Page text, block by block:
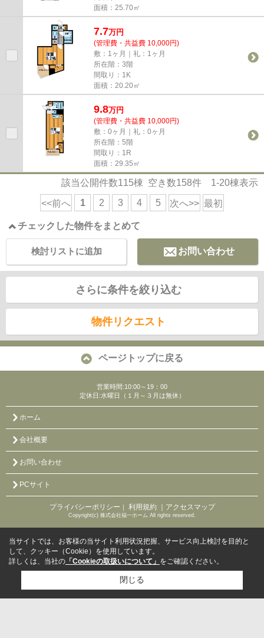
面積：25.70㎡
7.7万円
(管理費・共益費 10,000円)
敷：1ヶ月｜礼：1ヶ月
所在階：3階
間取り：1K
面積：20.20㎡
9.8万円
(管理費・共益費 10,000円)
敷：0ヶ月｜礼：0ヶ月
所在階：5階
間取り：1R
面積：29.35㎡
該当公開件数115棟 空き数158件 1-20棟表示
<<前へ 1 2 3 4 5 次へ>> 最初
チェックした物件をまとめて
お問い合わせ
検討リストに追加
さらに条件を絞り込む
物件リクエスト
ページトップに戻る
営業時間:10:00～19：00
定休日:水曜日（１月～３月は無休）
ホーム
会社概要
お問い合わせ
PCサイト
プライバシーポリシー ｜ 利用規約 ｜アクセスマップ
Copyright(c) 株式会社福一ホーム All rights reserved.
当サイトでは、お客様の当サイト利用状況把握、サービス向上検討を目的と
して、クッキー（Cookie）を使用しています。
詳しくは、当社の 「Cookieの取扱いについて」 をご確認ください。
閉じる